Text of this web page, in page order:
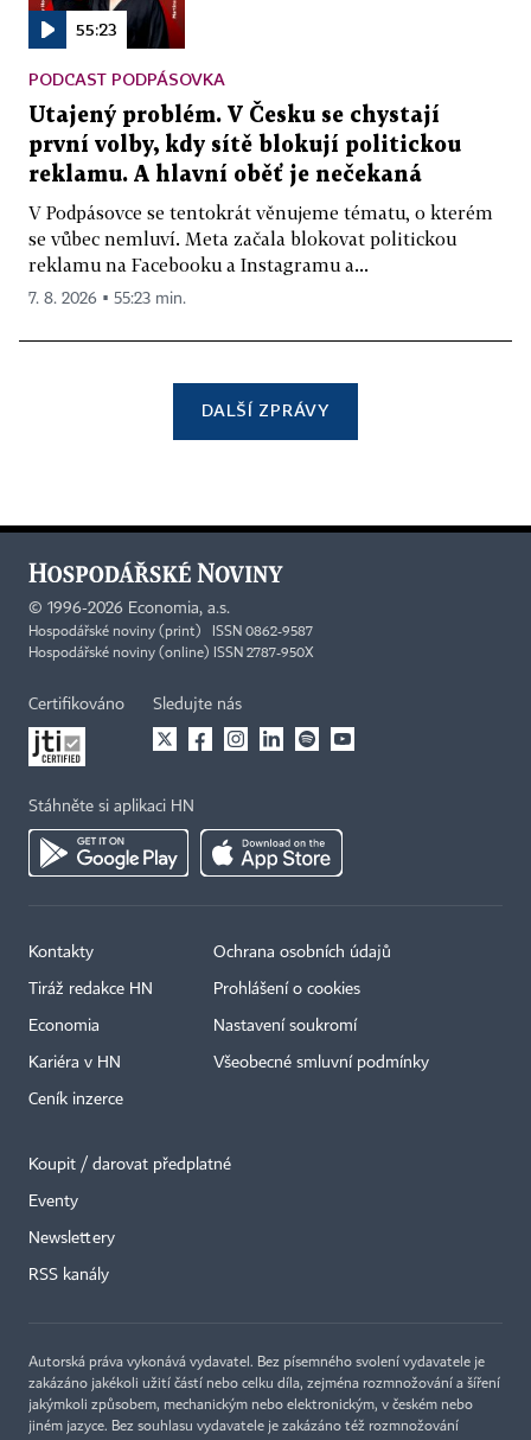
55:23
PODCAST PODPÁSOVKA
Utajený problém. V Česku se chystají
první volby, kdy sítě blokují politickou
reklamu. A hlavní oběť je nečekaná
V Podpásovce se tentokrát věnujeme tématu, o kterém
se vůbec nemluví. Meta začala blokovat politickou
reklamu na Facebooku a Instagramu a...
7. 8. 2026 ▪ 55:23 min.
DALŠÍ ZPRÁVY
© 1996-2026 Economia, a.s.
Hospodářské noviny (print) ISSN 0862-9587
Hospodářské noviny (online) ISSN 2787-950X
Certifikováno Sledujte nás
Stáhněte si aplikaci HN
Kontakty
Tiráž redakce HN
Economia
Kariéra v HN
Ceník inzerce
Ochrana osobních údajů
Prohlášení o cookies
Nastavení soukromí
Všeobecné smluvní podmínky
Koupit / darovat předplatné
Eventy
Newslettery
RSS kanály
Autorská práva vykonává vydavatel. Bez písemného svolení vydavatele je
zakázáno jakékoli užití částí nebo celku díla, zejména rozmnožování a šíření
jakýmkoli způsobem, mechanickým nebo elektronickým, v českém nebo
jiném jazyce. Bez souhlasu vydavatele je zakázáno též rozmnožování